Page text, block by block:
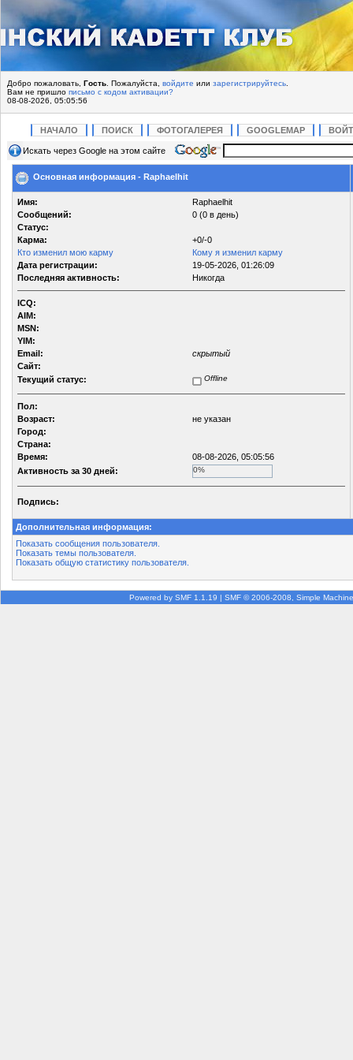
Добро пожаловать, Гость . Пожалуйста, войдите или зарегистрируйтесь
Вам не пришло письмо с кодом активации?
08-08-2026, 05:05:56
НАЧАЛО ПОИСК ФОТОГАЛЕРЕЯ GOOGLEMAP
Искать через Google на этом сайте
Основная информация - Raphaelhit
Имя:
Raphaelhit
Сообщений:
0 (0 в день)
Статус:
Карма:
+0/-0
Кто изменил мою карму
Кому я изменил карму
Дата регистрации:
19-05-2026, 01:26:09
Последняя активность:
Никогда
ICQ:
AIM:
MSN:
YIM:
Email:
скрытый
Сайт:
Текущий статус:
Offline
Пол:
Возраст:
не указан
Город:
Страна:
Время:
08-08-2026, 05:05:56
Активность за 30 дней:
0%
Подпись:
Дополнительная информация:
Показать сообщения пользователя.
Показать темы пользователя.
Показать общую статистику пользователя.
Powered by SMF 1.1.19 | SMF © 2006-2008, Simple